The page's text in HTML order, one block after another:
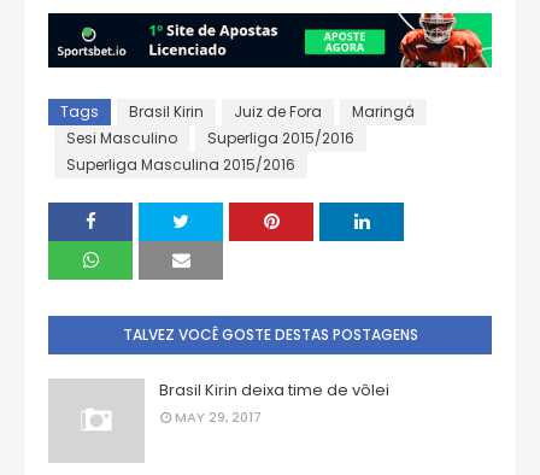
Tags Brasil Kirin Juiz de Fora
Maringá
Sesi Masculino
Superliga 2015/2016
Superliga Masculina 2015/2016
TALVEZ VOCÊ GOSTE DESTAS POSTAGENS
Brasil Kirin deixa time de vôlei
MAY 29, 2017